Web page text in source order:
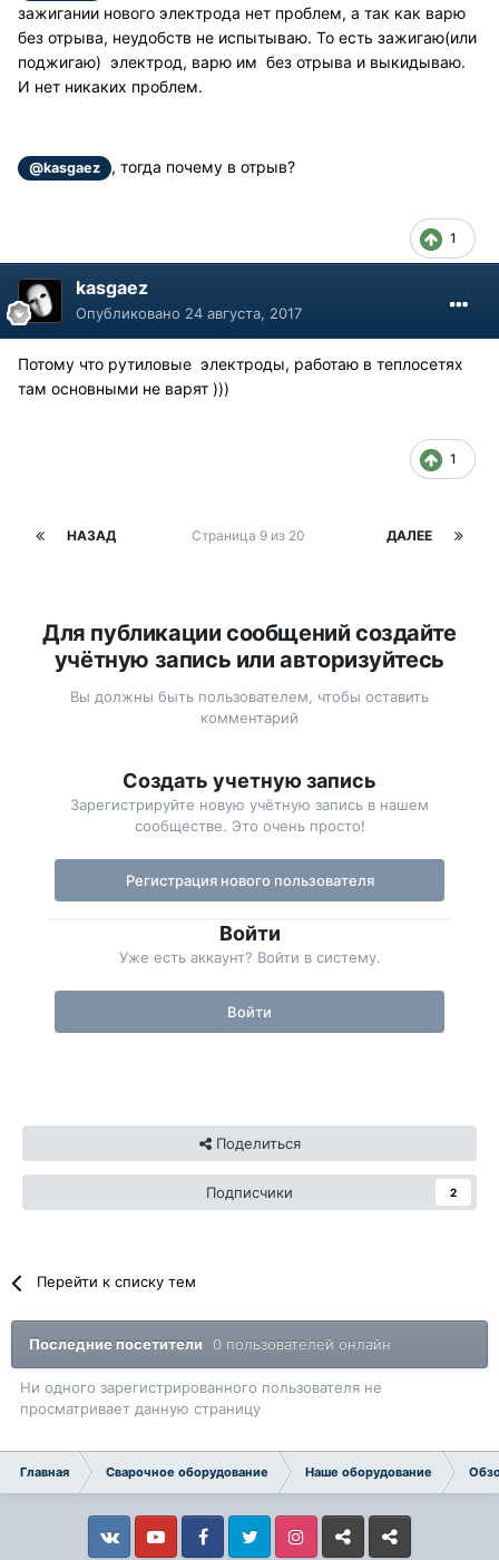
зажигании нового электрода нет проблем, а так как варю
без отрыва, неудобств не испытываю. То есть зажигаю(или
поджигаю) электрод, варю им без отрыва и выкидываю.
И нет никаких проблем.
@kasgaez , тогда почему в отрыв?
1
kasgaez
Опубликовано 24 августа, 2017
Потому что рутиловые электроды, работаю в теплосетях
там основными не варят )))
1
НАЗАД ДАЛЕЕ
Страница 9 из 20
Для публикации сообщений создайте
учётную запись или авторизуйтесь
Вы должны быть пользователем, чтобы оставить
комментарий
Создать учетную запись
Зарегистрируйте новую учётную запись в нашем
сообществе. Это очень просто!
Регистрация нового пользователя
Войти
Уже есть аккаунт? Войти в систему.
Войти
Поделиться
Подписчики 2
Перейти к списку тем
Последние посетители 0 пользователей онлайн
Ни одного зарегистрированного пользователя не
просматривает данную страницу
Главная Сварочное оборудование Наше оборудование
VkontakteYouTube FacebookTwitter InstagramLivejournalOdnoklassniki